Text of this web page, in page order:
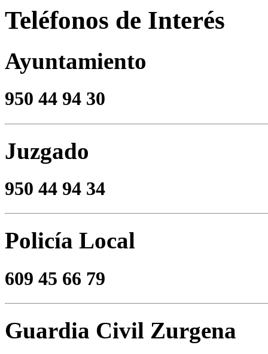
Teléfonos de Interés
Ayuntamiento
950 44 94 30
Juzgado
950 44 94 34
Policía Local
609 45 66 79
Guardia Civil Zurgena